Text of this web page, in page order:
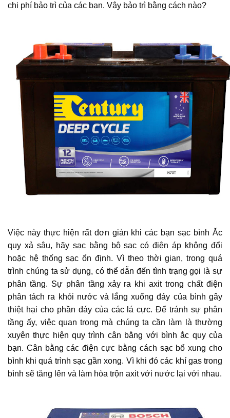
chi phí bảo trì của các bạn. Vậy bảo trì bằng cách nào?
Việc này thực hiện rất đơn giản khi các bạn sạc bình Ăc
quy xả sâu, hãy sạc bằng bộ sạc có điện áp không đổi
hoặc hệ thống sạc ổn định. Vì theo thời gian, trong quá
trình chúng ta sử dụng, có thể dẫn đến tình trạng gọi là sự
phân tầng. Sự phân tầng xảy ra khi axit trong chất điện
phân tách ra khỏi nước và lắng xuống đáy của bình gây
thiệt hại cho phần đáy của các lá cực. Để tránh sự phân
tầng ấy, việc quan trọng mà chúng ta cần làm là thường
xuyên thực hiện quy trình cân bằng với bình ắc quy của
bạn. Cân bằng các điện cực bằng cách sạc bổ xung cho
bình khi quá trình sạc gần xong. Vì khi đó các khí gas trong
bình sẽ tăng lên và làm hòa trộn axit với nước lại với nhau.